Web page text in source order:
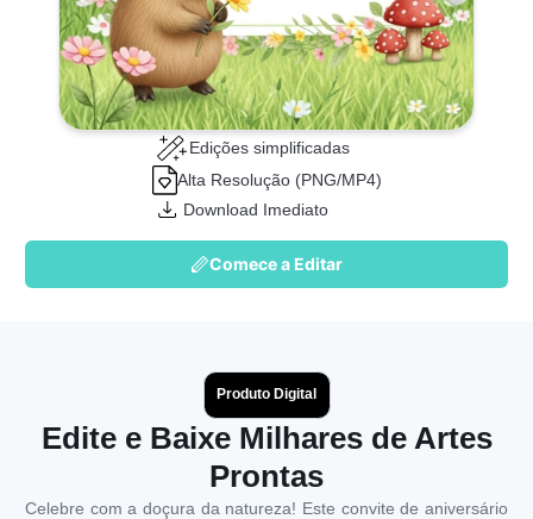
Edições simplificadas
Alta Resolução (PNG/MP4)
Download Imediato
Comece a Editar
Produto Digital
Edite e Baixe Milhares de Artes
Prontas
Celebre com a doçura da natureza! Este convite de aniversário